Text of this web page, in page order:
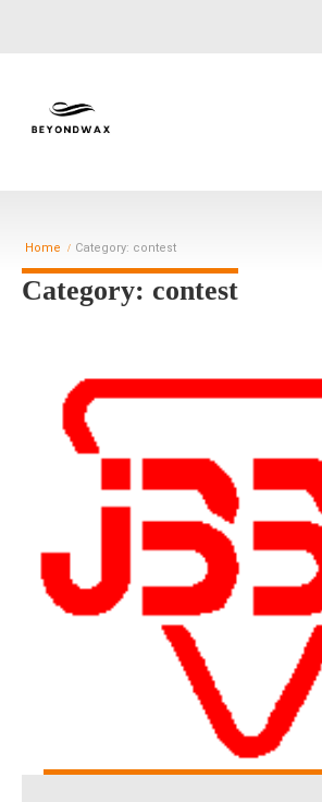
Home Category: contest
Category: contest